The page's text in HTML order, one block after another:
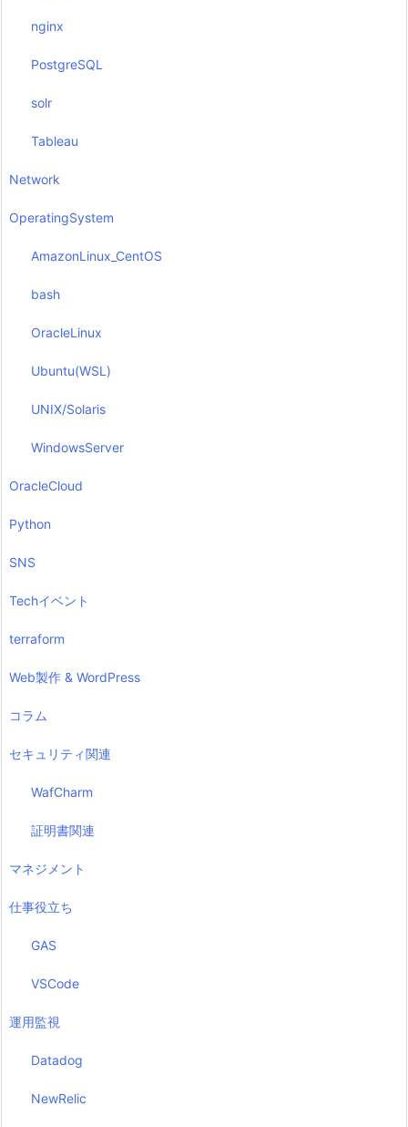
nginx
PostgreSQL
solr
Tableau
Network
OperatingSystem
AmazonLinux_CentOS
bash
OracleLinux
Ubuntu(WSL)
UNIX/Solaris
WindowsServer
OracleCloud
Python
SNS
Techイベント
terraform
Web製作 & WordPress
コラム
セキュリティ関連
WafCharm
証明書関連
マネジメント
仕事役立ち
GAS
VSCode
運用監視
Datadog
NewRelic